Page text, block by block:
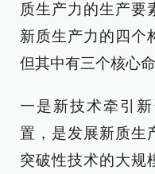
质生产力的生产要
新质生产力的四个
但其中有三个核心命
一是新技术牵引
置，是发展新质生
突破性技术的大规